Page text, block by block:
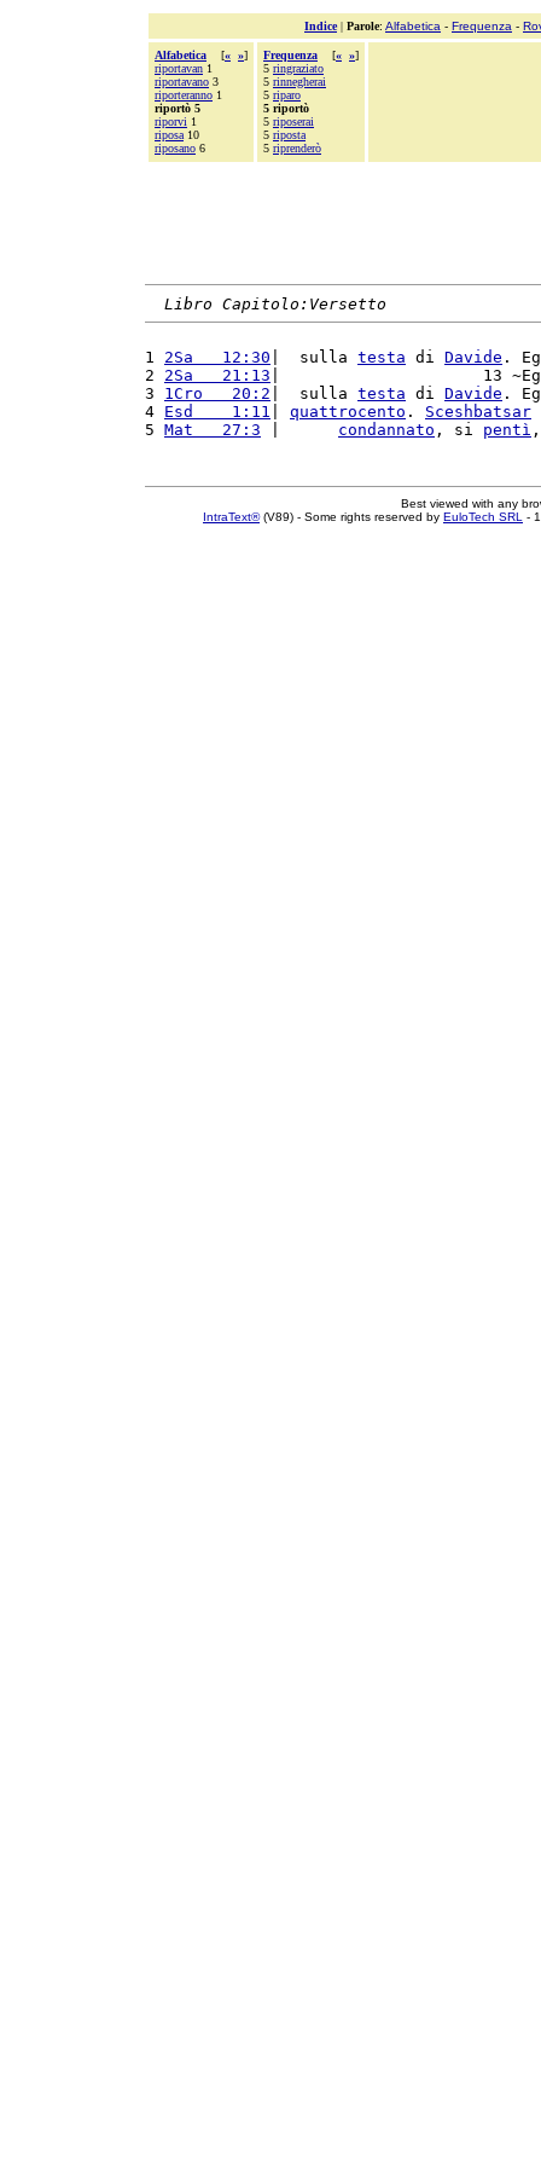
Indice| Parole: Alfabetica - Frequenza -
Alfabetica [« »]
riportavan 1
riportavano 3
riporteranno 1
riportò 5
riporvi 1
riposa 10
riposano 6
Frequenza [« »]
5 ringraziato
5 rinnegherai
5 riparo
5 riportò
5 riposerai
5 riposta
5 riprenderò
Libro Capitolo:Versetto
1 2Sa   12:30 |  sulla testa di Davide .
2 2Sa   21:13 |                     13
3 1Cro   20:2 |  sulla testa di Davide .
4 Esd    1:11 quattrocento . Sceshbatsar
5 Mat   27:3 condannato , si pentì
Best viewed with any
IntraText®(V89) - Some rights reserved by EuloTech SRL -